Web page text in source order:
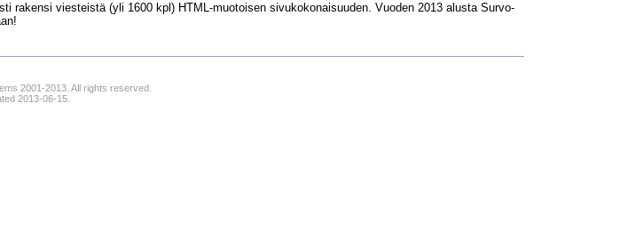
rakensi viesteistä (yli 1600 kpl) HTML-muotoisen sivukokonaisuuden. Vuoden 2013 alusta Survo-
2001-2013. All rights reserved.
2013-06-15.